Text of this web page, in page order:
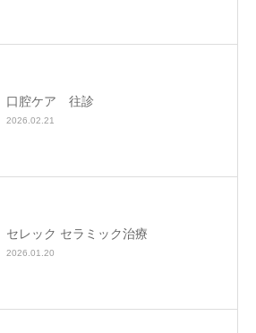
口腔ケア 往診
2026.02.21
セレック セラミック治療
2026.01.20